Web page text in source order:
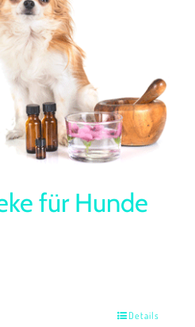
Mein Konto
für Hunde
Details